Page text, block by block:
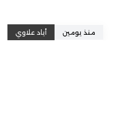
منذ يومين أياد علاوي